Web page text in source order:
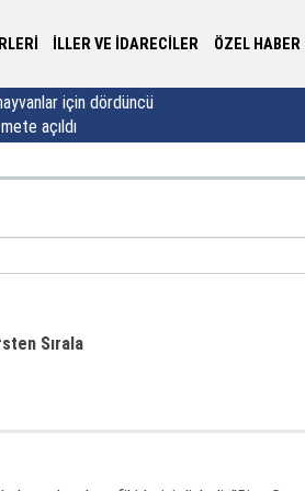
İLLER VE İDARECİLER ÖZEL HABER
yıllık vefa buluşması:
adı değildir"
Sırala